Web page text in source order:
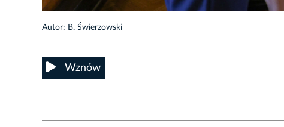
Autor: B. Świerzowski
Wznów